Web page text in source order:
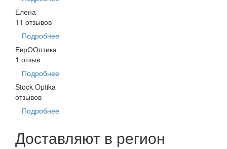
Елена
11 отзывов
Подробнее
ЕврООптика
1 отзыв
Подробнее
Stock Optika
отзывов
Подробнее
Доставляют в регион